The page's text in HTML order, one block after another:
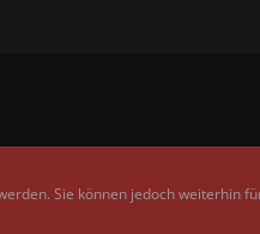
Sie können jedoch weiterhin